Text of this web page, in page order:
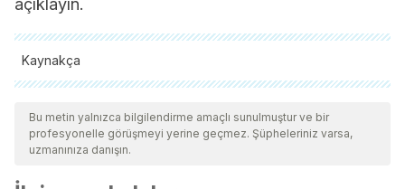
açıklayın.
Kaynakça
Tüm alıntı yapılan kaynaklar, kalitelerini, güvenilirliklerini,
güncelliklerini ve geçerliliklerini sağlamak için ekibimiz
tarafından derinlemesine incelendi. Bu makalenin bibliyografisi
Bu metin yalnızca bilgilendirme amaçlı sunulmuştur ve bir
profesyonelle görüşmeyi yerine geçmez. Şüpheleriniz varsa,
uzmanınıza danışın.